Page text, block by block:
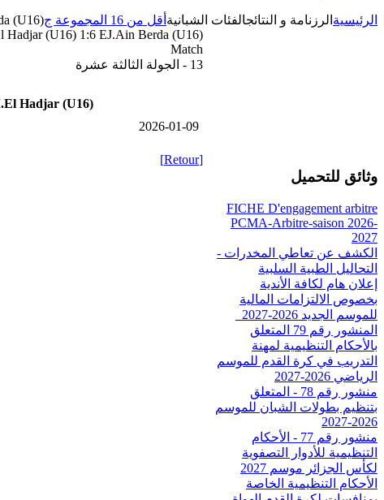
الرئيسية الرزنامة و النتائجالفئات الشبانية أقل من 16 المجموعة ج
(U16)
Hadjar (U16) 1:6 EJ.Ain Berda (U16)
Match
13 - الجولة الثالثة عشرة
Hadjar (U16)
2026-01-09
[Retour]
وثائق للتحميل
FICHE D'engagement arbitre
PCMA-Arbitre-saison 2026-
2027
الكشف عن تعاطي المخدرات -
التحاليل الطبية السلبية
إعلان هام لكافة الأندية
بخصوص الالتزامات المالية
للموسم الجديد 2026-2027_
المنشور رقم 79 المتعلق
بالأحكام التنظيمية لمهنة
التدريب في كرة القدم للموسم
الرياضي 2026-2027
منشور رقم 78 - المتعلق
بتنظيم بطولات الشبان للموسم
2026-2027
منشور رقم 77 - الأحكام
التنظيمية للأدوار التصفوية
لكأس الجزائر موسم 2027
الأحكام التنظيمية الخاصة